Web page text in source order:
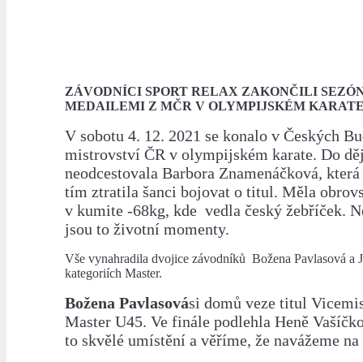
ZÁVODNÍCI SPORT RELAX ZAKONČILI
MEDAILEMI Z MČR V OLYMPIJSKÉM
V sobotu 4. 12. 2021 se konalo v Českých
mistrovství ČR v olympijském karate. Do
neodcestovala Barbora Znamenáčková,
tím ztratila šanci bojovat o titul. Měla
v kumite -68kg, kde vedla český žebříček.
jsou to životní momenty.
Vše vynahradila dvojice závodníků Božena Pavlasová a
kategoriích Master.
Božena Pavlasovási domů veze titul
Master U45. Ve finále podlehla Heně
to skvělé umístění a věříme, že navážeme